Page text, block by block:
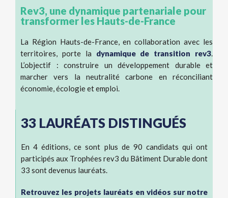
Rev3, une dynamique partenariale pour
transformer les Hauts-de-France
La Région Hauts-de-France, en collaboration avec les
territoires, porte la dynamique de transition rev3.
L’objectif : construire un développement durable et
marcher vers la neutralité carbone en réconciliant
économie, écologie et emploi.
33 LAURÉATS DISTINGUÉS
En 4 éditions, ce sont plus de 90 candidats qui ont
participés aux Trophées rev3 du Bâtiment Durable dont
33 sont devenus lauréats.
Retrouvez les projets lauréats en vidéos sur notre